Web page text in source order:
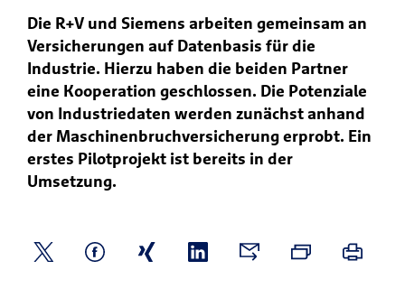
Jobsuche
Die R+V und Siemens arbeiten gemeinsam an
Versicherungen auf Datenbasis für die
Industrie. Hierzu haben die beiden Partner
eine Kooperation geschlossen. Die Potenziale
von Industriedaten werden zunächst anhand
der Maschinenbruchversicherung erprobt. Ein
erstes Pilotprojekt ist bereits in der
Umsetzung.